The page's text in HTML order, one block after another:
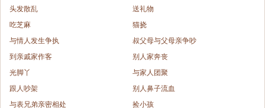
头发散乱
送礼物
吃芝麻
猫挠
与情人发生争执
叔父母与父母亲争吵
到亲戚家作客
别人家奔丧
光脚丫
与家人团聚
跟人吵架
别人鼻子流血
与表兄弟亲密相处
捡小孩